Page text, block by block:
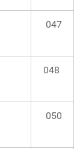
047
048
050